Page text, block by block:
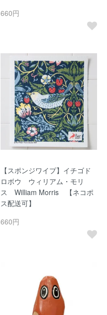
660円
【スポンジワイプ】イチゴド
ロボウ ウィリアム・モリ
ス William Morris 【ネコポ
ス配送可】
660円